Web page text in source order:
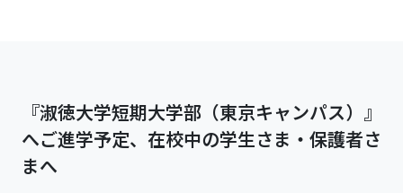
『淑徳大学短期大学部（東京キャンパス）』
へご進学予定、在校中の学生さま・保護者さ
まへ